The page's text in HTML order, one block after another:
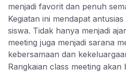
menjadi favorit dan penuh
Kegiatan ini mendapat
siswa. Tidak hanya menjadi
meeting juga menjadi sarana
kebersamaan dan
Rangkaian class meeting akan